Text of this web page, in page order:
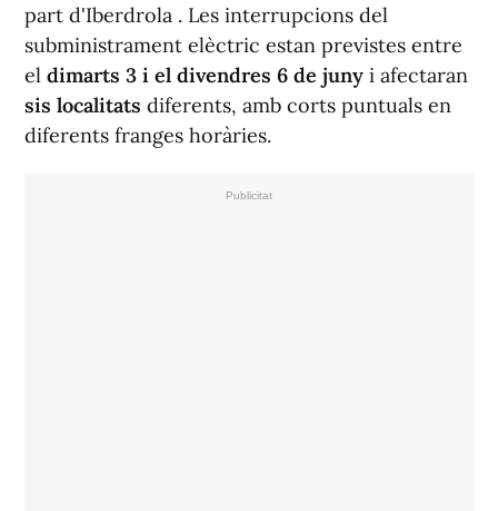
part d'Iberdrola . Les interrupcions del
subministrament elèctric estan previstes entre
el dimarts 3 i el divendres 6 de juny i afectaran
sis localitats diferents, amb corts puntuals en
diferents franges horàries.